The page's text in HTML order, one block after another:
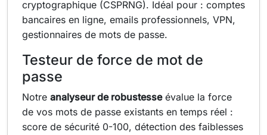
cryptographique (CSPRNG). Idéal pour : comptes
bancaires en ligne, emails professionnels, VPN,
gestionnaires de mots de passe.
Testeur de force de mot de
passe
Notre analyseur de robustesseévalue la force
de vos mots de passe existants en temps réel :
score de sécurité 0-100, détection des faiblesses